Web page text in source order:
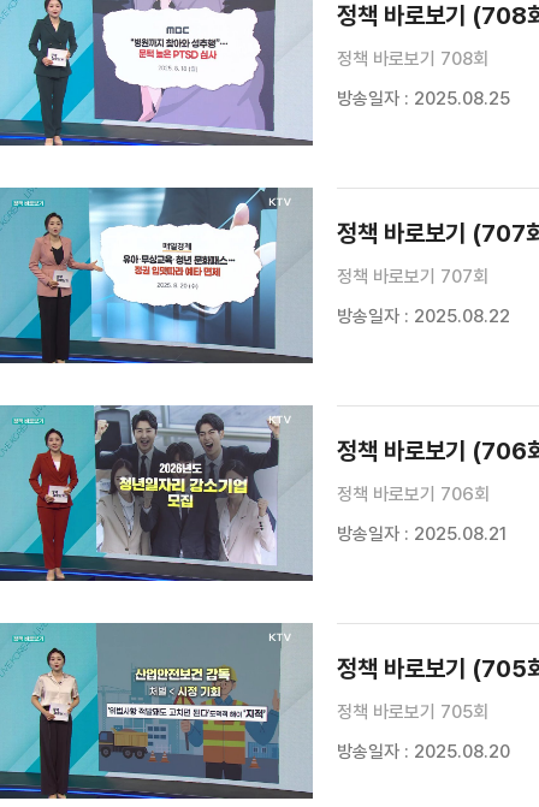
정책 바로보기 (708
정책 바로보기 708회
방송일자 : 2025.08.25
정책 바로보기 (707
정책 바로보기 707회
방송일자 : 2025.08.22
정책 바로보기 (706
정책 바로보기 706회
방송일자 : 2025.08.21
정책 바로보기 (705
정책 바로보기 705회
방송일자 : 2025.08.20